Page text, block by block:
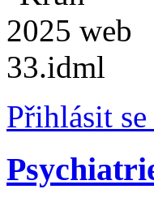
Přihlásit